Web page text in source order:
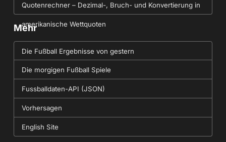
Quotenrechner – Dezimal-, Bruch- und Konvertierung in
amerikanische Wettquoten
Mehr
Die Fußball Ergebnisse von gestern
Die morgigen Fußball Spiele
Fussballdaten-API (JSON)
Vorhersagen
English Site